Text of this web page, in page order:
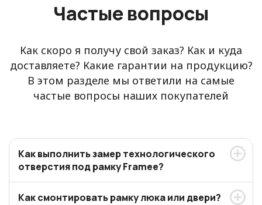
Частые вопросы
Как скоро я получу свой заказ? Как и куда
доставляете? Какие гарантии на продукцию?
В этом разделе мы ответили на самые
частые вопросы наших покупателей
Как выполнить замер технологического
отверстия под рамку Framee?
Как смонтировать рамку люка или двери?